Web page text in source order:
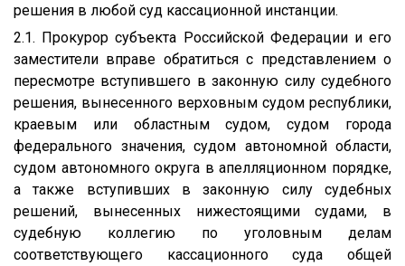
решения в любой суд кассационной инстанции.
2.1. Прокурор субъекта Российской Федерации и его
заместители вправе обратиться с представлением о
пересмотре вступившего в законную силу судебного
решения, вынесенного верховным судом республики,
краевым или областным судом, судом города
федерального значения, судом автономной области,
судом автономного округа в апелляционном порядке,
а также вступивших в законную силу судебных
решений, вынесенных нижестоящими судами, в
судебную коллегию по уголовным делам
соответствующего кассационного суда общей